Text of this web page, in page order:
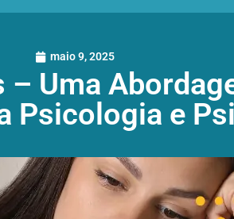
maio 9, 2025
Uma
Psicologia e